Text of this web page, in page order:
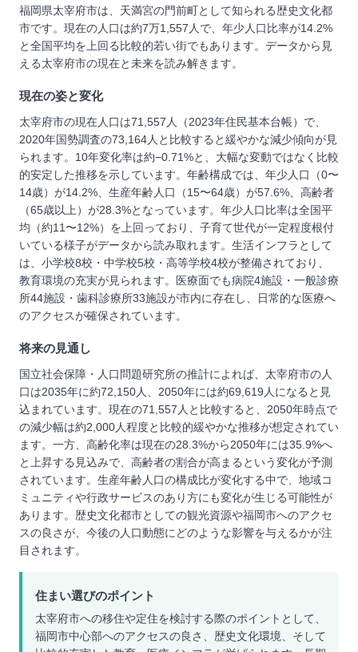
福岡県太宰府市は、天満宮の門前町として知られる歴史文化都
市です。現在の人口は約7万1,557人で、年少人口比率が14.2%
と全国平均を上回る比較的若い街でもあります。データから見
える太宰府市の現在と未来を読み解きます。
現在の姿と変化
太宰府市の現在人口は71,557人（2023年住民基本台帳）で、
2020年国勢調査の73,164人と比較すると緩やかな減少傾向が見
られます。10年変化率は約−0.71%と、大幅な変動ではなく比較
的安定した推移を示しています。年齢構成では、年少人口（0〜
14歳）が14.2%、生産年齢人口（15〜64歳）が57.6%、高齢者
（65歳以上）が28.3%となっています。年少人口比率は全国平
均（約11〜12%）を上回っており、子育て世代が一定程度根付
いている様子がデータから読み取れます。生活インフラとして
は、小学校8校・中学校5校・高等学校4校が整備されており、
教育環境の充実が見られます。医療面でも病院4施設・一般診療
所44施設・歯科診療所33施設が市内に存在し、日常的な医療へ
のアクセスが確保されています。
将来の見通し
国立社会保障・人口問題研究所の推計によれば、太宰府市の人
口は2035年に約72,150人、2050年には約69,619人になると見
込まれています。現在の71,557人と比較すると、2050年時点で
の減少幅は約2,000人程度と比較的緩やかな推移が想定されてい
ます。一方、高齢化率は現在の28.3%から2050年には35.9%へ
と上昇する見込みで、高齢者の割合が高まるという変化が予測
されています。生産年齢人口の構成比が変化する中で、地域コ
ミュニティや行政サービスのあり方にも変化が生じる可能性が
あります。歴史文化都市としての観光資源や福岡市へのアクセ
スの良さが、今後の人口動態にどのような影響を与えるかが注
目されます。
住まい選びのポイント
太宰府市への移住や定住を検討する際のポイントとして、
福岡市中心部へのアクセスの良さ、歴史文化環境、そして